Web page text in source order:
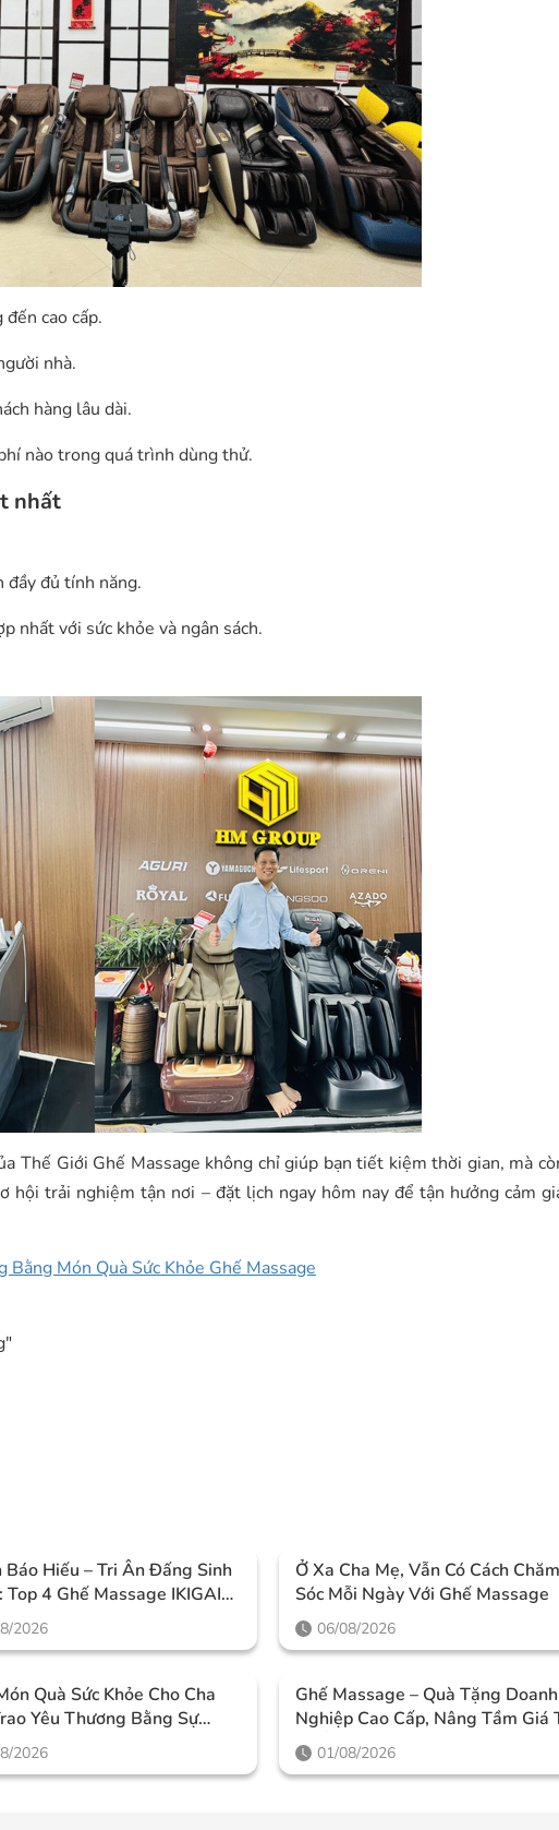
cao cấp.
nhà.
hàng lâu dài.
nào trong quá trình dùng thử.
nhất
đầy đủ tính năng.
nhất với sức khỏe và ngân sách.
Thế Giới Ghế Massage không chỉ giúp bạn tiết kiệm thời gian, mà
hội trải nghiệm tận nơi – đặt lịch ngay hôm nay để tận hưởng cảm
Bằng Món Quà Sức Khỏe Ghế Massage
Báo Hiếu – Tri Ân Đấng Sinh
Top 4 Ghế Massage IKIGAI
Nhất 2026
2026
Ở Xa Cha Mẹ, Vẫn Có Cách Chăm
Sóc Mỗi Ngày Với Ghế Massage
06/08/2026
Quà Sức Khỏe Cho Cha
Yêu Thương Bằng Sự
Thiết Thực
2026
Ghế Massage – Quà Tặng Doanh
Nghiệp Cao Cấp, Nâng Tầm Giá
Tri Ân Đối Tác Và Nhân Viên
01/08/2026